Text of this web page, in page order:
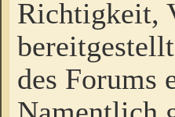
Richtigkeit,
des Forums